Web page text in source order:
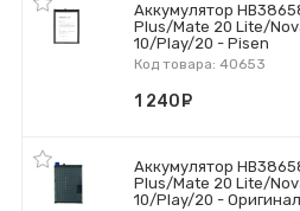
Аккумулятор
Plus/Mate 20 Lite/
10/Play/20 - Pisen
Код товара: 40653
1 240
Аккумулятор
Plus/Mate 20 Lite/
10/Play/20 - Оригинал